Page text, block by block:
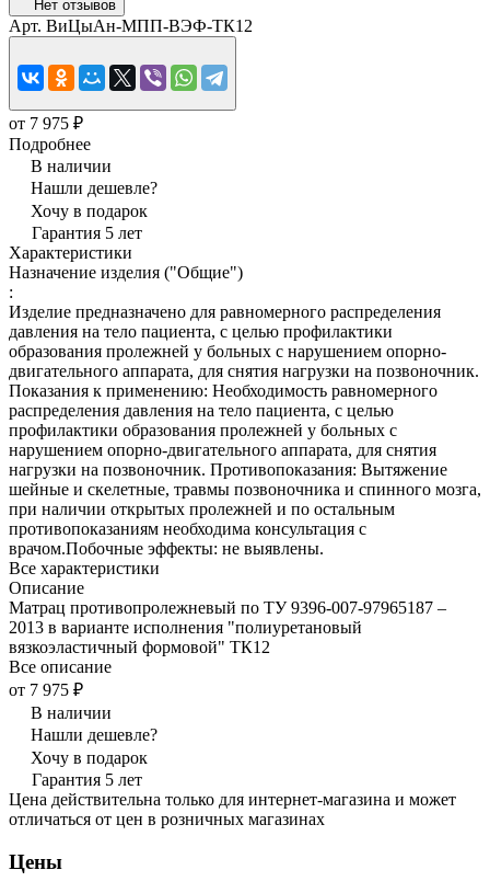
Нет отзывов
Арт. ВиЦыАн-МПП-ВЭФ-ТК12
от 7 975 ₽
Подробнее
В наличии
Нашли дешевле?
Хочу в подарок
Гарантия 5 лет
Характеристики
Назначение изделия ("Общие")
:
Изделие предназначено для равномерного распределения
давления на тело пациента, с целью профилактики
образования пролежней у больных с нарушением опорно-
двигательного аппарата, для снятия нагрузки на позвоночник.
Показания к применению: Необходимость равномерного
распределения давления на тело пациента, с целью
профилактики образования пролежней у больных с
нарушением опорно-двигательного аппарата, для снятия
нагрузки на позвоночник. Противопоказания: Вытяжение
шейные и скелетные, травмы позвоночника и спинного мозга,
при наличии открытых пролежней и по остальным
противопоказаниям необходима консультация с
врачом.Побочные эффекты: не выявлены.
Все характеристики
Описание
Матрац противопролежневый по ТУ 9396-007-97965187 –
2013 в варианте исполнения "полиуретановый
вязкоэластичный формовой" ТК12
Все описание
от 7 975 ₽
В наличии
Нашли дешевле?
Хочу в подарок
Гарантия 5 лет
Цена действительна только для интернет-магазина и может
отличаться от цен в розничных магазинах
Цены